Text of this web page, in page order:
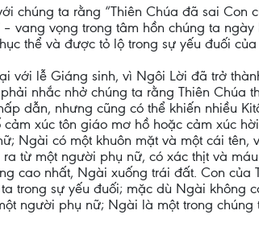
chúng ta rằng “Thiên Chúa đã sai
vang vọng trong tâm hồn chúng ta
thể và được tỏ lộ trong sự yếu đuối của
lễ Giáng sinh, vì Ngôi Lời đã trở
nhắc nhở chúng ta rằng Thiên Chúa
dẫn, nhưng cũng có thể khiến nhiều
xúc tôn giáo mơ hồ hoặc cảm xúc
Ngài có một khuôn mặt và một cái tên,
từ một người phụ nữ, có xác thịt và
cao nhất, Ngài xuống trái đất. Con của
trong sự yếu đuối; mặc dù Ngài không
người phụ nữ; Ngài là một trong chúng